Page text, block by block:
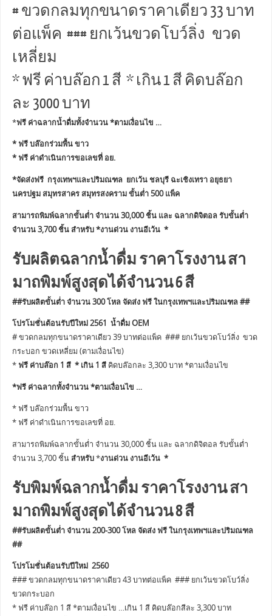
# ขวดกลมทุกขนาดราคาเดียว 33 บาท
ต่อแพ็ค ### ยกเว้นขวดโบว์ลิ่ง ขวด
เหลี่ยม
* ฟรี ค่าบล๊อก 1 สี * เกิน 1 สี คิดบล๊อก
ละ 3000 บาท
*ฟรี ค่าฉลากน้ำดื่มทั้งจำนวน *ตามเงื่อนไข …
* ฟรี บล๊อกร่วมพื้น ขาว
* ฟรี ค่าดำเนินการขอเลขที่ อย.
*จัดส่งฟรี กรุงเทพฯและปริมณฑล ยกเว้น ชลบุรี ฉะเชิงเทรา อยุธยา
นครปฐม สมุทรสาคร สมุทรสงคราม ขั้นต่ำ 500 แพ็ค
สามารถพิมพ์ฉลากขั้นต่ำ จำนวน 30,000 ชิ้น และ ฉลากดิจิตอล รับขั้นต่ำ
จำนวน 3,700 ชิ้น สำหรับ *งานด่วน งานอีเว้น *
รับผลิตฉลากน้ำดื่ม ราคาโรงงาน สา
มาถพิมพ์สูงสุดได้จำนวน 6 สี
##รับผลิตขั้นต่ำ จำนวน 300 โหล จัดส่ง ฟรี ในกรุงเทพฯและปริมณฑล ##
โปรโมชั่นต้อนรับปีใหม่ 2561 น้ำดื่ม OEM
# ขวดกลมทุกขนาดราคาเดียว 39 บาทต่อแพ็ค ### ยกเว้นขวดโบว์ลิ่ง ขวด
กระบอก ขวดเหลี่ยม (ตามเงื่อนไข)
*ฟรี ค่าบล๊อก 1 สี * เกิน 1 สี คิดบล๊อกละ 3,300 บาท *ตามเงื่อนไข
*ฟรี ค่าฉลากทั้งจำนวน *ตามเงื่อนไข …
* ฟรี บล๊อกร่วมพื้น ขาว
* ฟรี ค่าดำเนินการขอเลขที่ อย.
สามารถพิมพ์ฉลากขั้นต่ำ จำนวน 30,000 ชิ้น และ ฉลากดิจิตอล รับขั้นต่ำ
จำนวน 3,700 ชิ้นสำหรับ*งานด่วน งานอีเว้น *
รับพิมพ์ฉลากน้ำดื่ม ราคาโรงงาน สา
มาถพิมพ์สูงสุดได้จำนวน 8 สี
##รับผลิตขั้นต่ำ จำนวน 200-300 โหล จัดส่ง ฟรี ในกรุงเทพฯและปริมณฑล
##
โปรโมชั่นต้อนรับปีใหม่ 2560
### ขวดกลมทุกขนาดราคาเดียว 43 บาทต่อแพ็ค ### ยกเว้นขวดโบว์ลิ่ง
ขวดกระบอก
* ฟรี ค่าบล๊อก 1 สี *ตามเงื่อนไข …เกิน 1 สี คิดบล๊อกสีละ 3,300 บาท